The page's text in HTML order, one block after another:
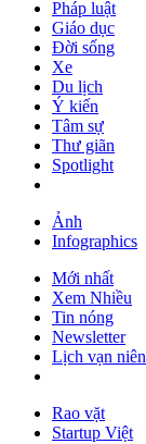
Pháp luật
Giáo dục
Đời sống
Xe
Du lịch
Ý kiến
Tâm sự
Thư giãn
Spotlight
Ảnh
Infographics
Mới nhất
Xem Nhiều
Tin nóng
Newsletter
Lịch vạn niên
Rao vặt
Startup Việt